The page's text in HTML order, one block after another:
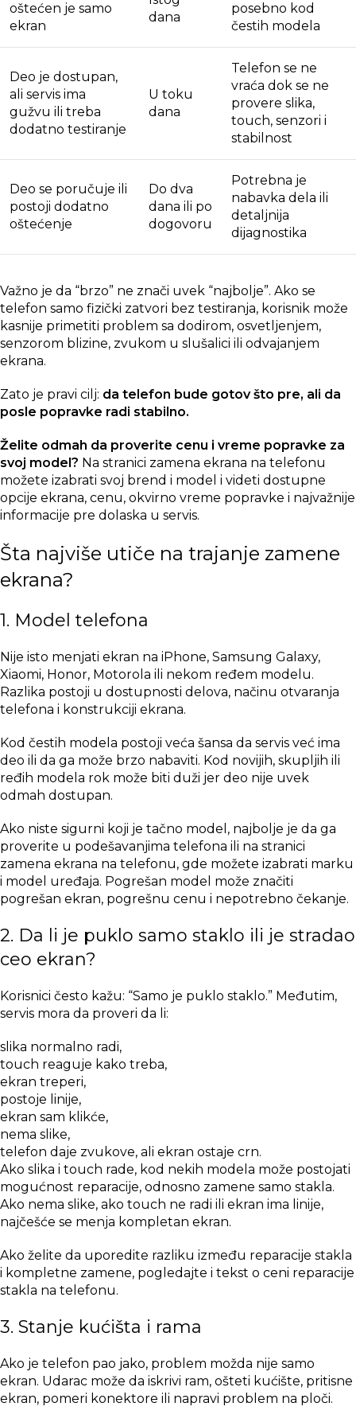
oštećen je samo
ekran
dana
posebno kod
čestih modela
Deo je dostupan,
ali servis ima
gužvu ili treba
dodatno testiranje
U toku
dana
Telefon se ne
vraća dok se ne
provere slika,
touch, senzori i
stabilnost
Deo se poručuje ili
postoji dodatno
oštećenje
Do dva
dana ili po
dogovoru
Potrebna je
nabavka dela ili
detaljnija
dijagnostika
Važno je da “brzo” ne znači uvek “najbolje”. Ako se
telefon samo fizički zatvori bez testiranja, korisnik može
kasnije primetiti problem sa dodirom, osvetljenjem,
senzorom blizine, zvukom u slušalici ili odvajanjem
ekrana.
Zato je pravi cilj: da telefon bude gotov što pre, ali da
posle popravke radi stabilno.
Želite odmah da proverite cenu i vreme popravke za
svoj model? Na stranici zamena ekrana na telefonu
možete izabrati svoj brend i model i videti dostupne
opcije ekrana, cenu, okvirno vreme popravke i najvažnije
informacije pre dolaska u servis.
Šta najviše utiče na trajanje zamene
ekrana?
1. Model telefona
Nije isto menjati ekran na iPhone, Samsung Galaxy,
Xiaomi, Honor, Motorola ili nekom ređem modelu.
Razlika postoji u dostupnosti delova, načinu otvaranja
telefona i konstrukciji ekrana.
Kod čestih modela postoji veća šansa da servis već ima
deo ili da ga može brzo nabaviti. Kod novijih, skupljih ili
ređih modela rok može biti duži jer deo nije uvek
odmah dostupan.
Ako niste sigurni koji je tačno model, najbolje je da ga
proverite u podešavanjima telefona ili na stranici
zamena ekrana na telefonu, gde možete izabrati marku
i model uređaja. Pogrešan model može značiti
pogrešan ekran, pogrešnu cenu i nepotrebno čekanje.
2. Da li je puklo samo staklo ili je stradao
ceo ekran?
Korisnici često kažu: “Samo je puklo staklo.” Međutim,
servis mora da proveri da li:
slika normalno radi,
touch reaguje kako treba,
ekran treperi,
postoje linije,
ekran sam klikće,
nema slike,
telefon daje zvukove, ali ekran ostaje crn.
Ako slika i touch rade, kod nekih modela može postojati
mogućnost reparacije, odnosno zamene samo stakla.
Ako nema slike, ako touch ne radi ili ekran ima linije,
najčešće se menja kompletan ekran.
Ako želite da uporedite razliku između reparacije stakla
i kompletne zamene, pogledajte i tekst o ceni reparacije
stakla na telefonu.
3. Stanje kućišta i rama
Ako je telefon pao jako, problem možda nije samo
ekran. Udarac može da iskrivi ram, ošteti kućište, pritisne
ekran, pomeri konektore ili napravi problem na ploči.